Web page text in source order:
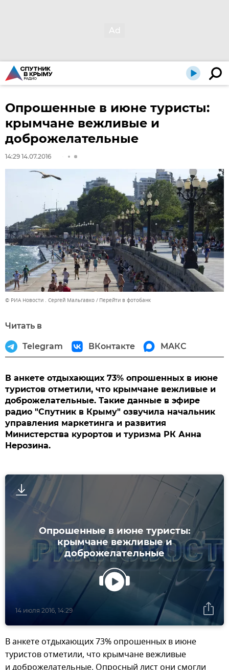
Опрошенные в июне туристы:
крымчане вежливые и
доброжелательные
14:29 14.07.2016
© РИА Новости . Сергей Мальгавко Перейти в фотобанк
Читать в
Telegram ВКонтакте МАКС
В анкете отдыхающих 73% опрошенных в июне
туристов отметили, что крымчане вежливые и
доброжелательные. Такие данные в эфире
радио "Спутник в Крыму" озвучила начальник
управления маркетинга и развития
Министерства курортов и туризма РК Анна
Нерозина.
Опрошенные в июне туристы:
крымчане вежливые и
доброжелательные
14 июля 2016, 14:29
В анкете отдыхающих 73% опрошенных в июне
туристов отметили, что крымчане вежливые